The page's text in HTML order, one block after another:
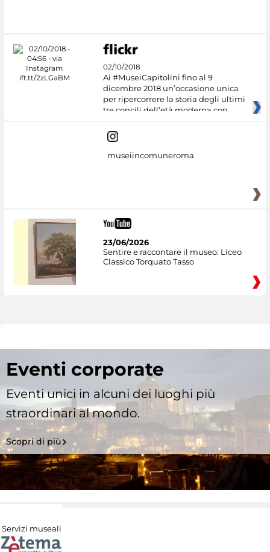
02/10/2018
Ai #MuseiCapitolini fino al 9
dicembre 2018 un’occasione unica
per ripercorrere la storia degli ultimi
tre concili dell’età moderna con
museiincomuneroma
23/06/2026
Sentire e raccontare il museo: Liceo
Classico Torquato Tasso
Eventi corporate
Eventi unici in alcuni dei luoghi più
straordinari al mondo.
Scopri di più
Servizi museali